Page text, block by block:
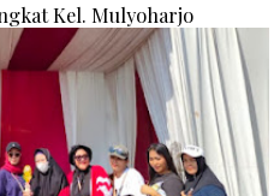
Kel. Mulyoharjo